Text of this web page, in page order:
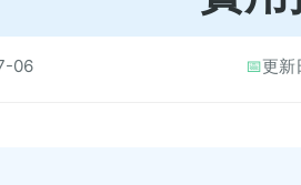
06 📅更